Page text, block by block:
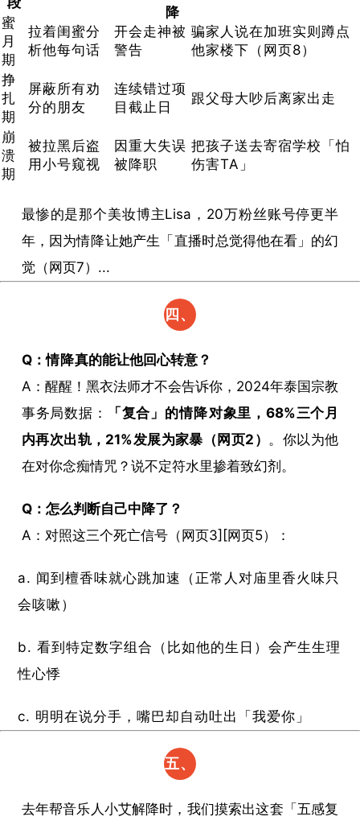
降真
的有
蜜
月
期
拉着闺蜜分
析他每句话
开会走神被
警告
骗家人说在加班实则蹲点
他家楼下（网页8）
挣
扎
期
屏蔽所有劝
分的朋友
连续错过项
目截止日
跟父母大吵后离家出走
崩
溃
期
被拉黑后盗
用小号窥视
因重大失误
被降职
把孩子送去寄宿学校「怕
伤害TA」
最惨的是那个美妆博主Lisa，20万粉丝账号停更半
年，因为情降让她产生「直播时总觉得他在看」的幻
觉（网页7）...
四、
拷问
环节
​Q：情降真的能让他回心转意？​
A：醒醒！黑衣法师才不会告诉你，2024年泰国宗教
事务局数据：​
​「复合」的情降对象里，68%三个月
内再次出轨，21%发展为家暴（网页2）​ ​。你以为他
在对你念痴情咒？说不定符水里掺着致幻剂。
​Q：怎么判断自己中降了？​
A：对照这三个死亡信号（网页3][网页5）：
闻到檀香味就心跳加速（正常人对庙里香火味只
会咳嗽）
看到特定数字组合（比如他的生日）会产生生理
性心悸
明明在说分手，嘴巴却自动吐出「我爱你」
五、
去年帮音乐人小艾解降时，我们摸索出这套「五感复